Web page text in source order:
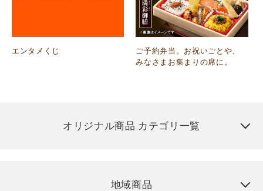
エンタメくじ
ご予約弁当。お祝いごとや、
みなさまお集まりの席に。
オリジナル商品 カテゴリ一覧
地域商品